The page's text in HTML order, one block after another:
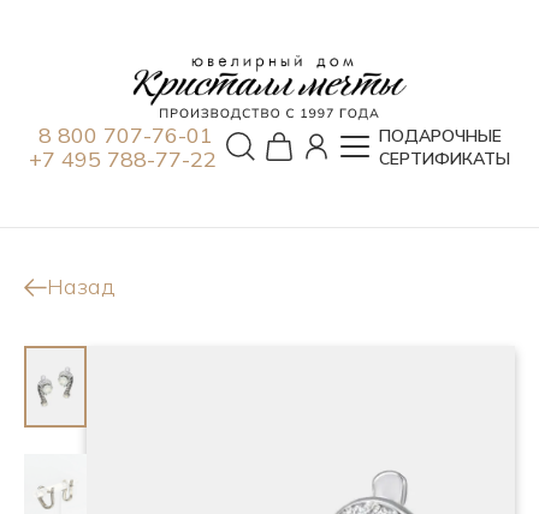
8 800 707-76-01
+7 495 788-77-22
ПОДАРОЧНЫЕ
СЕРТИФИКАТЫ
Назад